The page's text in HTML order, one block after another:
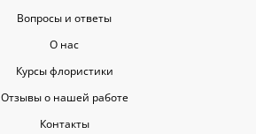
Вопросы и ответы
О нас
Курсы флористики
Отзывы о нашей работе
Контакты